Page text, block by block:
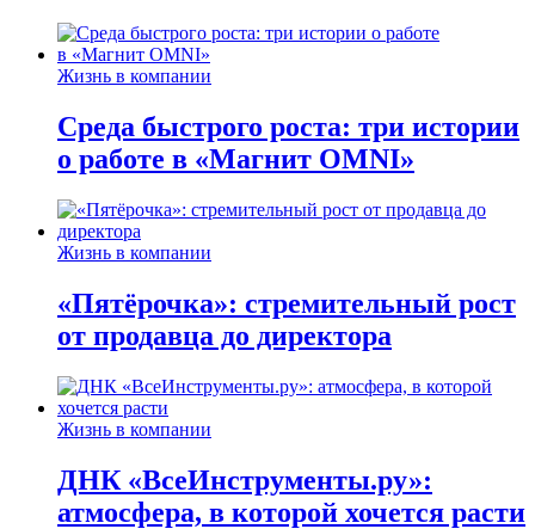
Жизнь в компании
Среда быстрого роста: три истории
о работе в «Магнит OMNI»
Жизнь в компании
«Пятёрочка»: стремительный рост
от продавца до директора
Жизнь в компании
ДНК «ВсеИнструменты.ру»:
атмосфера, в которой хочется расти